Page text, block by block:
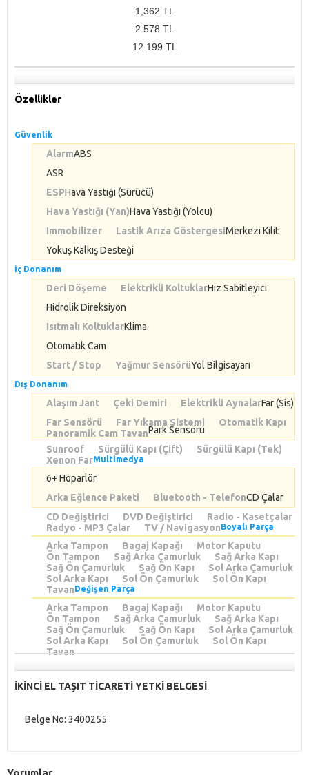
1,362 TL
2.578 TL
12.199 TL
Özellikler
Güvenlik
AlarmABS
ASR
ESPHava Yastığı (Sürücü)
Hava Yastığı (Yan)Hava Yastığı (Yolcu)
Immobilizer
Lastik Arıza GöstergesiMerkezi Kilit
Yokuş Kalkış Desteği
İç Donanım
Deri Döşeme Elektrikli KoltuklarHız Sabitleyici
Hidrolik Direksiyon
Isıtmalı KoltuklarKlima
Otomatik Cam
Start / Stop
Yağmur SensörüYol Bilgisayarı
Dış Donanım
Alaşım Jant Çeki Demiri Elektrikli AynalarFar (Sis)
Far Sensörü
Far Yıkama Sistemi
Otomatik Kapı
Panoramik Cam TavanPark Sensörü
Sunroof
Sürgülü Kapı (Çift)
Sürgülü Kapı (Tek)
Xenon FarMultimedya
6+ Hoparlör
Arka Eğlence Paketi
Bluetooth - TelefonCD Çalar
CD Değiştirici
DVD Değiştirici
Radio - Kasetçalar
Radyo - MP3 Çalar
TV / NavigasyonBoyalı Parça
Arka Tampon Bagaj Kapağı
Motor Kaputu
Ön Tampon
Sağ Arka Çamurluk
Sağ Arka Kapı
Sağ Ön Çamurluk
Sağ Ön Kapı
Sol Arka Çamurluk
Sol Arka Kapı
Sol Ön Çamurluk
Sol Ön Kapı
TavanDeğişen Parça
Arka Tampon Bagaj Kapağı
Motor Kaputu
Ön Tampon
Sağ Arka Çamurluk
Sağ Arka Kapı
Sağ Ön Çamurluk
Sağ Ön Kapı
Sol Arka Çamurluk
Sol Arka Kapı
Sol Ön Çamurluk
Sol Ön Kapı
Tavan
İKİNCİ EL TAŞIT TİCARETİ YETKİ BELGESİ
Belge No: 3400255
Yorumlar